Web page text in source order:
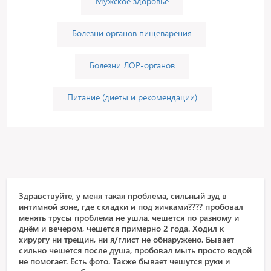
Болезни органов пищеварения
Болезни ЛОР-органов
Питание (диеты и рекомендации)
Здравствуйте, у меня такая проблема, сильный зуд в
интимной зоне, где складки и под яичками???? пробовал
менять трусы проблема не ушла, чешется по разному и
днём и вечером, чешется примерно 2 года. Ходил к
хирургу ни трещин, ни я/глист не обнаружено. Бывает
сильно чешется после душа, пробовал мыть просто водой
не помогает. Есть фото. Также бывает чешутся руки и